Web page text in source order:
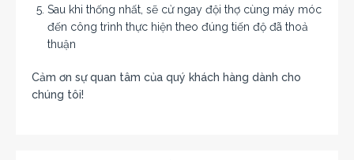
Sau khi thống nhất, sẽ cử ngay đội thợ cùng máy móc
đến công trình thực hiện theo đúng tiến độ đã thoả
thuận
Cảm ơn sự quan tâm của quý khách hàng dành cho
chúng tôi!